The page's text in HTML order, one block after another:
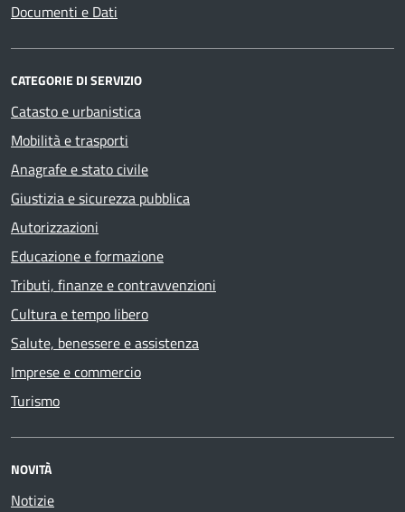
Documenti e Dati
CATEGORIE DI SERVIZIO
Catasto e urbanistica
Mobilità e trasporti
Anagrafe e stato civile
Giustizia e sicurezza pubblica
Autorizzazioni
Educazione e formazione
Tributi, finanze e contravvenzioni
Cultura e tempo libero
Salute, benessere e assistenza
Imprese e commercio
Turismo
NOVITÀ
Notizie